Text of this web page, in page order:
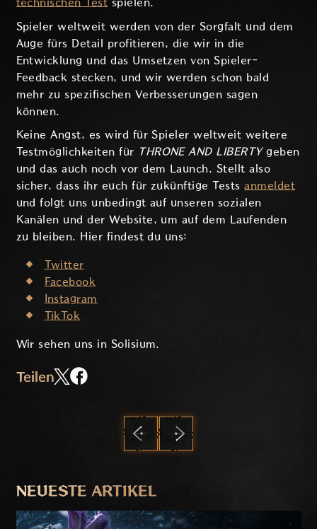
technischen Test spielen.
Spieler weltweit werden von der Sorgfalt und dem
Auge fürs Detail profitieren, die wir in die
Entwicklung und das Umsetzen von Spieler-
Feedback stecken, und wir werden schon bald
mehr zu spezifischen Verbesserungen sagen
können.
Keine Angst, es wird für Spieler weltweit weitere
Testmöglichkeiten für THRONE AND LIBERTYgeben
und das auch noch vor dem Launch. Stellt also
sicher, dass ihr euch für zukünftige Testsanmeldet
und folgt uns unbedingt auf unseren sozialen
Kanälen und der Website, um auf dem Laufenden
zu bleiben. Hier findest du uns:
Twitter
Facebook
Instagram
TikTok
Wir sehen uns in Solisium.
Teilen
NEUESTE ARTIKEL